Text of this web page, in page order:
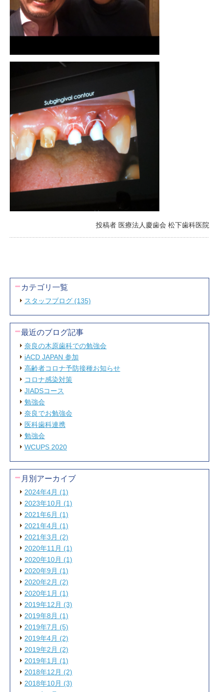
投稿者 医療法人慶歯会 松下歯科医院
カテゴリ一覧
スタッフブログ (135)
最近のブログ記事
奈良の木原歯科での勉強会
iACD JAPAN 参加
高齢者コロナ予防接種お知らせ
コロナ感染対策
JIADSコース
勉強会
奈良でお勉強会
医科歯科連携
勉強会
WCUPS 2020
月別アーカイブ
2024年4月 (1)
2023年10月 (1)
2021年6月 (1)
2021年4月 (1)
2021年3月 (2)
2020年11月 (1)
2020年10月 (1)
2020年9月 (1)
2020年2月 (2)
2020年1月 (1)
2019年12月 (3)
2019年8月 (1)
2019年7月 (5)
2019年4月 (2)
2019年2月 (2)
2019年1月 (1)
2018年12月 (2)
2018年10月 (3)